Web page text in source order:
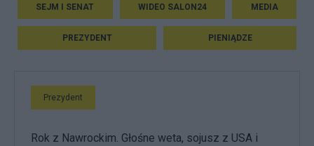
SEJM I SENAT WIDEO SALON24 MEDIA
PREZYDENT PIENIĄDZE
Prezydent
Rok z Nawrockim. Głośne weta, sojusz z USA i